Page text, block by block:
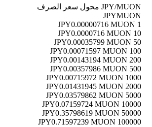
JPY/MUON محول سعر الصرف
JPYMUON
1 JPY
0.00000716 MUON
10 JPY
0.0000716 MUON
50 JPY
0.00035799 MUON
100 JPY
0.00071597 MUON
200 JPY
0.00143194 MUON
500 JPY
0.00357986 MUON
1000 JPY
0.00715972 MUON
2000 JPY
0.01431945 MUON
5000 JPY
0.03579862 MUON
10000 JPY
0.07159724 MUON
50000 JPY
0.35798619 MUON
100000 JPY
0.71597239 MUON